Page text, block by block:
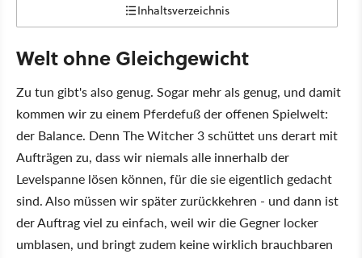
Inhaltsverzeichnis
Welt ohne Gleichgewicht
Zu tun gibt's also genug. Sogar mehr als genug, und damit
kommen wir zu einem Pferdefuß der offenen Spielwelt:
der Balance. Denn The Witcher 3 schüttet uns derart mit
Aufträgen zu, dass wir niemals alle innerhalb der
Levelspanne lösen können, für die sie eigentlich gedacht
sind. Also müssen wir später zurückkehren - und dann ist
der Auftrag viel zu einfach, weil wir die Gegner locker
umblasen, und bringt zudem keine wirklich brauchbaren